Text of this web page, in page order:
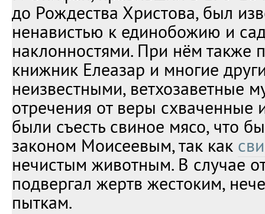
до Рождества Христова, был
ненавистью к единобожию и
наклонностями. При нём также
книжник Елеазар и многие
неизвестными, ветхозаветные
отречения от веры схваченные
были съесть свиное мясо, что
законом Моисеевым, так как
нечистым животным. В случае
подвергал жертв жестоким,
пыткам.